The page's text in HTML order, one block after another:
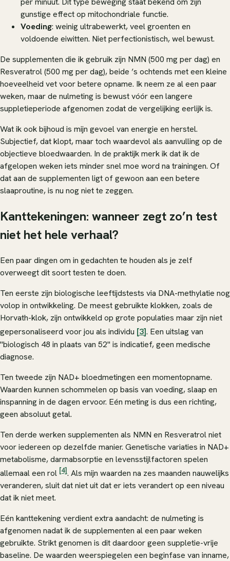
gunstige effect op mitochondriale functie.
Voeding: weinig ultrabewerkt, veel groenten en
voldoende eiwitten. Niet perfectionistisch, wel bewust.
De supplementen die ik gebruik zijn NMN (500 mg per dag) en
Resveratrol (500 mg per dag), beide ’s ochtends met een kleine
hoeveelheid vet voor betere opname. Ik neem ze al een paar
weken, maar de nulmeting is bewust vóór een langere
suppletieperiode afgenomen zodat de vergelijking eerlijk is.
Wat ik ook bijhoud is mijn gevoel van energie en herstel.
Subjectief, dat klopt, maar toch waardevol als aanvulling op de
objectieve bloedwaarden. In de praktijk merk ik dat ik de
afgelopen weken iets minder snel moe word na trainingen. Of
dat aan de supplementen ligt of gewoon aan een betere
slaaproutine, is nu nog niet te zeggen.
Kanttekeningen: wanneer zegt zo’n test
niet het hele verhaal?
Een paar dingen om in gedachten te houden als je zelf
overweegt dit soort testen te doen.
Ten eerste zijn biologische leeftijdstests via DNA-methylatie nog
volop in ontwikkeling. De meest gebruikte klokken, zoals de
Horvath-klok, zijn ontwikkeld op grote populaties maar zijn niet
gepersonaliseerd voor jou als individu [3]. Een uitslag van
"biologisch 48 in plaats van 52" is indicatief, geen medische
diagnose.
Ten tweede zijn NAD+ bloedmetingen een momentopname.
Waarden kunnen schommelen op basis van voeding, slaap en
inspanning in de dagen ervoor. Eén meting is dus een richting,
geen absoluut getal.
Ten derde werken supplementen als NMN en Resveratrol niet
voor iedereen op dezelfde manier. Genetische variaties in NAD+
metabolisme, darmabsorptie en levensstijlfactoren spelen
allemaal een rol [4]. Als mijn waarden na zes maanden nauwelijks
veranderen, sluit dat niet uit dat er iets verandert op een niveau
dat ik niet meet.
Eén kanttekening verdient extra aandacht: de nulmeting is
afgenomen nadat ik de supplementen al een paar weken
gebruikte. Strikt genomen is dit daardoor geen suppletie-vrije
baseline. De waarden weerspiegelen een beginfase van inname,